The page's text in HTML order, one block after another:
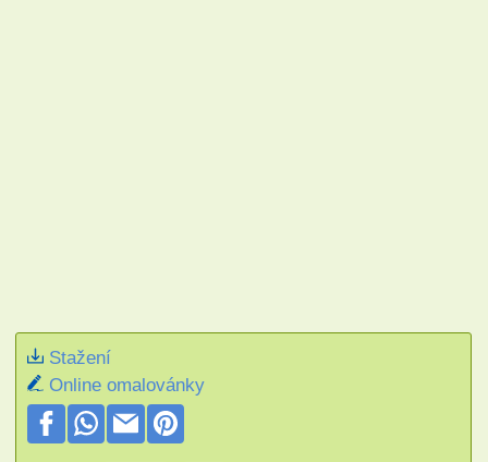
Stažení
Online omalovánky